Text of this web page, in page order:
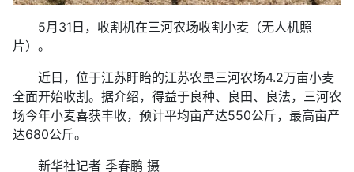
5月31日，收割机在三河农场收割小麦（无人机照
片）。
近日，位于江苏盱眙的江苏农垦三河农场4.2万亩小麦
全面开始收割。据介绍，得益于良种、良田、良法，三河农
场今年小麦喜获丰收，预计平均亩产达550公斤，最高亩产
达680公斤。
新华社记者 季春鹏 摄